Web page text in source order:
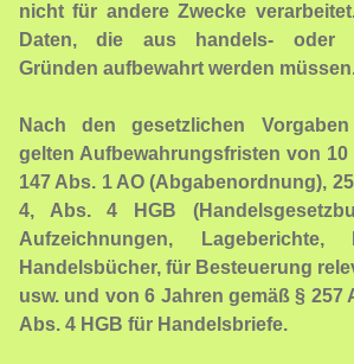
nicht für andere Zwecke
Daten, die aus handels- oder
Gründen aufbewahrt werden
Nach den gesetzlichen
gelten Aufbewahrungsfristen von 10
147 Abs. 1 AO (Abgabenordnung),
4, Abs. 4 HGB
Aufzeichnungen, Lageberichte,
Handelsbücher, für Besteuerung
usw. und von 6 Jahren gemäß § 257
Abs. 4 HGB für Handelsbriefe.